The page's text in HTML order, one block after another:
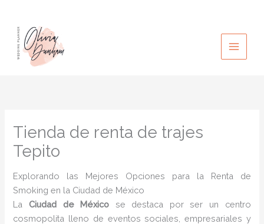
contenido
Tienda de renta de trajes
Tepito
Explorando las Mejores Opciones para la Renta de
Smoking en la Ciudad de México
LaCiudad de México se destaca por ser un centro
cosmopolita lleno de eventos sociales, empresariales y